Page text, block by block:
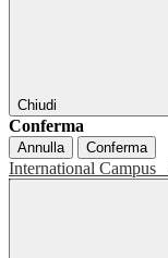
Chiudi
Conferma
Annulla Conferma
International Campus